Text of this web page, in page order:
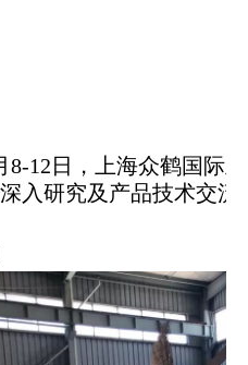
8-12日，上海众鹤国际
入研究及产品技术交